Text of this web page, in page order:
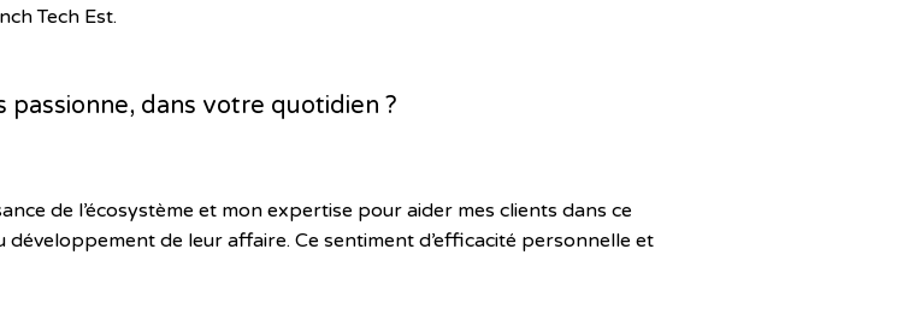
Tech Est.
passionne, dans votre quotidien ?
de l’écosystème et mon expertise pour aider mes clients dans ce
de leur affaire. Ce sentiment d’efficacité personnelle et